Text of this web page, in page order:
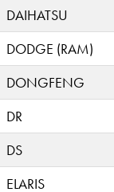
DAIHATSU
DODGE (RAM)
DONGFENG
DR
DS
ELARIS